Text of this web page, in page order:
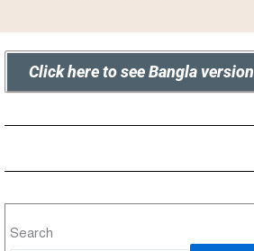
Click here to see Bangla version
Search